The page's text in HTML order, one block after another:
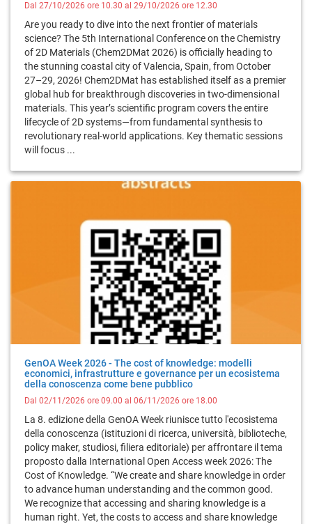
Dal 27/10/2026 ore 10.30 al 29/10/2026 ore 12.30
Are you ready to dive into the next frontier of materials
science? The 5th International Conference on the Chemistry
of 2D Materials (Chem2DMat 2026) is officially heading to
the stunning coastal city of Valencia, Spain, from October
27–29, 2026! Chem2DMat has established itself as a premier
global hub for breakthrough discoveries in two-dimensional
materials. This year’s scientific program covers the entire
lifecycle of 2D systems—from fundamental synthesis to
revolutionary real-world applications. Key thematic sessions
will focus ...
GenOA Week 2026 - The cost of knowledge: modelli
economici, infrastrutture e governance per un ecosistema
della conoscenza come bene pubblico
Dal 02/11/2026 ore 09.00 al 06/11/2026 ore 18.00
La 8. edizione della GenOA Week riunisce tutto l'ecosistema
della conoscenza (istituzioni di ricerca, università, biblioteche,
policy maker, studiosi, filiera editoriale) per affrontare il tema
proposto dalla International Open Access week 2026: The
Cost of Knowledge. “We create and share knowledge in order
to advance human understanding and the common good.
We recognize that accessing and sharing knowledge is a
human right. Yet, the costs to access and share knowledge